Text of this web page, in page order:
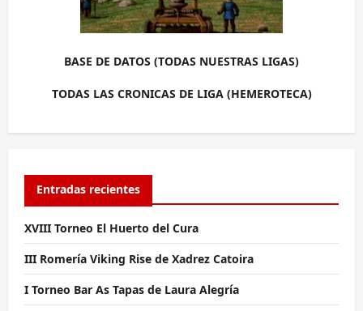
BASE DE DATOS (TODAS NUESTRAS LIGAS)
TODAS LAS CRONICAS DE LIGA (HEMEROTECA)
Entradas recientes
XVIII Torneo El Huerto del Cura
III Romería Viking Rise de Xadrez Catoira
I Torneo Bar As Tapas de Laura Alegría